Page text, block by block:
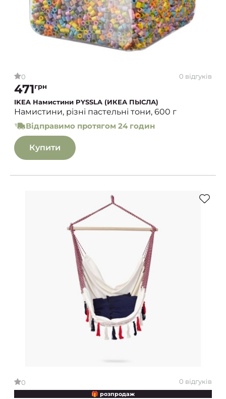
0 0 відгуків
471грн
IKEA Намистини PYSSLA (ИКЕА ПЫСЛА)
Намистини, різні пастельні тони, 600 г
Відправимо протягом 24 годин
Купити
0 0 відгуків
🎁 розпродаж